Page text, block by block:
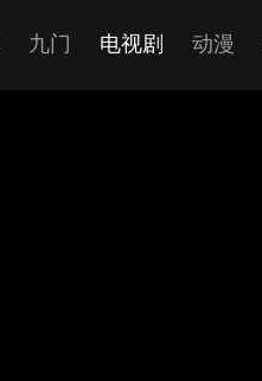
九门 电视剧 动漫